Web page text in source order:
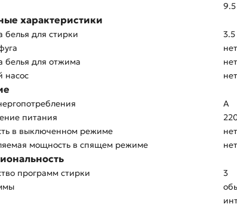
9.5
характеристики
белья для стирки
3.5
нет
белья для отжима
нет
насос
нет
A
питания
в выключенном режиме
нет
мощность в спящем режиме
нет
программ стирки
3